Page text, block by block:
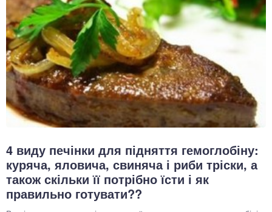
4 виду печінки для підняття гемоглобіну:
куряча, яловича, свиняча і риби тріски, а
також скільки її потрібно їсти і як
правильно готувати??